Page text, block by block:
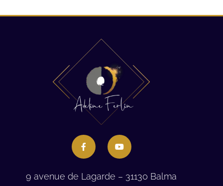
9 avenue de Lagarde – 31130 Balma